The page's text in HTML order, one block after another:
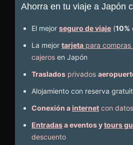
Ahorra en tu viaje a Japón
El mejor seguro de viaje (10%
La mejor tarjeta para
cajeros en Japón
Traslados privados
Alojamiento con reserva
Conexión ainternet con
Entradasa eventos ytours
descuento